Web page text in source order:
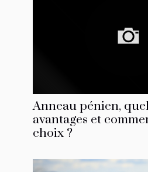
Anneau pénien,
avantages et
choix ?